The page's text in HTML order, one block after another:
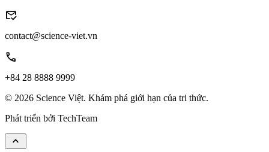
mark_email_read
contact@science-viet.vn
call
+84 28 8888 9999
© 2026 Science Việt. Khám phá giới hạn của tri thức.
Phát triển bởi TechTeam
keyboard_arrow_up